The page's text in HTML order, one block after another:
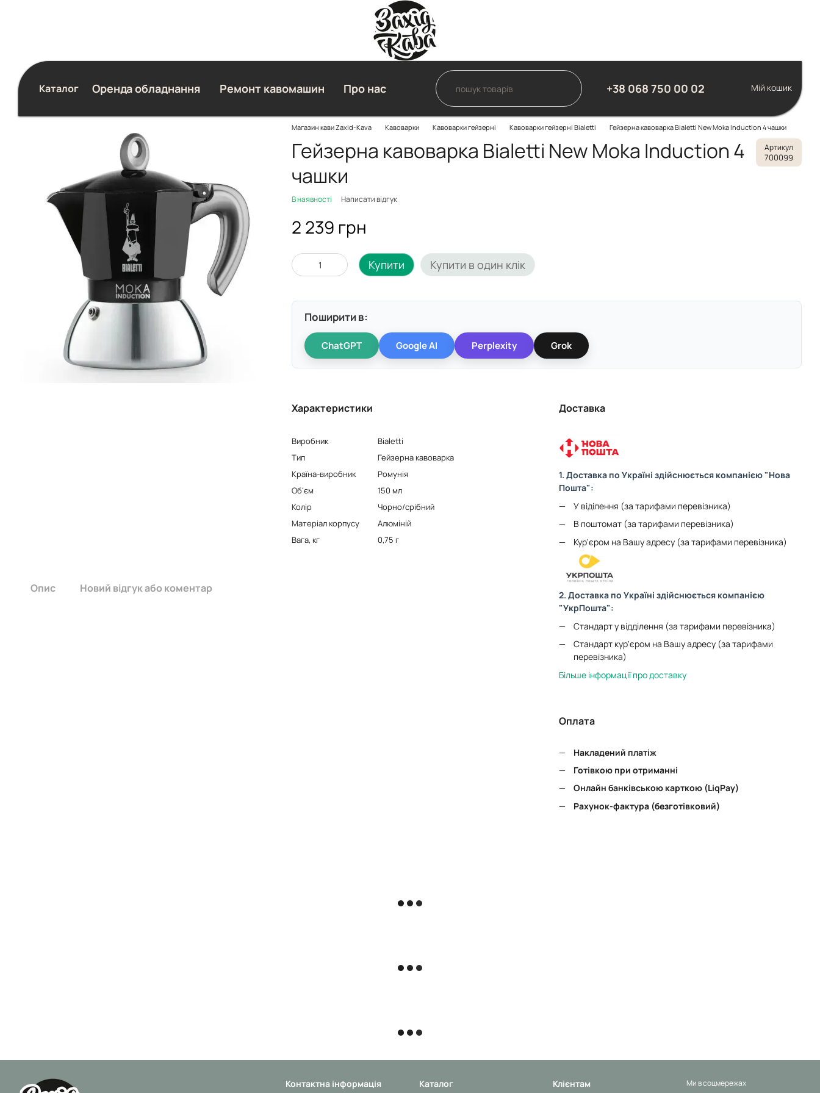
Каталог Оренда обладнання Ремонт кавомашин
Про нас
+38 068 750 00 02 Мій кошик
Магазин кави Zaxid-Kava Кавоварки Кавоварки гейзерні Кавоварки гейзерні Bialetti Гейзерна кавоварка Bialetti New Moka Induction 4 чашки
Гейзерна кавоварка Bialetti New Moka Induction 4
чашки
Артикул
700099
В наявності Написати відгук
2 239 грн
Купити Купити в один клік
Поширити в:
ChatGPT Google AI Perplexity Grok
Характеристики
Виробник
Bialetti
Тип
Гейзерна кавоварка
Країна-виробник
Ромунія
Об'єм
150 мл
Колір
Чорно/срібний
Матеріал корпусу
Алюміній
Вага, кг
0,75 г
Доставка
1. Доставка по Україні здійснюється компанією "Нова
Пошта":
У віділення (за тарифами перевізника)
В поштомат (за тарифами перевізника)
Кур'єром на Вашу адресу (за тарифами перевізника)
2. Доставка по Україні здійснюється компанією
"УкрПошта":
Стандарт у відділення (за тарифами перевізника)
Стандарт кур'єром на Вашу адресу (за тарифами
перевізника)
Більше інформації про доставку
Оплата
Накладений платіж
Готівкою при отриманні
Онлайн банківською карткою (LiqPay)
Рахунок-фактура (безготівковий)
Опис Новий відгук або коментар
Контактна інформація Каталог Клієнтам Ми в соцмережах